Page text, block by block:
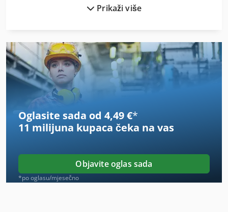
Iz Pijeska Pjeskarenje
Kamion
Kamion 24
Kamion Dizalica
Kamion Hladnjača
Kamion Prijenos Dizalice
Kamion Razmjera
Kamion Sa Kranom
Prikaži više
Oglasite sada od 4,49 €*
11 milijuna kupaca čeka na vas
Objavite oglas sada
*po oglasu/mjesečno